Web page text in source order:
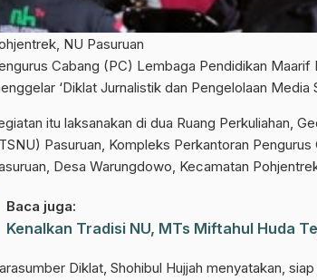
NU Pasuruan
Cabang (PC) Lembaga Pendidikan
‘Diklat Jurnalistik dan Pengelolaan
itu laksanakan di dua Ruang Perkuliahan,
Pasuruan, Kompleks Perkantoran
Desa Warungdowo, Kecamatan
Baca juga:
Kenalkan Tradisi NU, MTs Miftahul Huda
Diklat, Shohibul Hujjah menyatakan,